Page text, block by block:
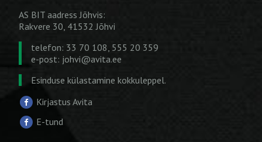
AS BIT aadress Jõhvis:
Rakvere 30, 41532 Jõhvi
telefon: 33 70 108, 555 20 359
e-post: johvi@avita.ee
Esinduse külastamine kokkuleppel.
Kirjastus Avita
E-tund